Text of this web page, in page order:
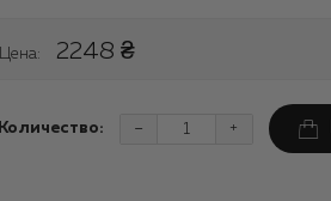
Цена: 2248 ₴
Количество: +
-